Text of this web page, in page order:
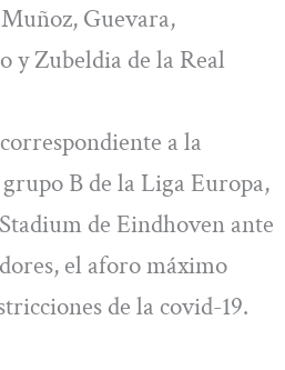
Guevara,
y Zubeldia de la Real
a la
B de la Liga Europa,
de Eindhoven ante
el aforo máximo
de la covid-19.